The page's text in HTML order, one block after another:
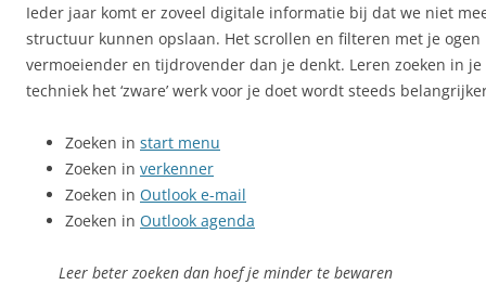
Ieder jaar komt er zoveel digitale informatie bij dat we niet
structuur kunnen opslaan. Het scrollen en filteren met je ogen
vermoeiender en tijdrovender dan je denkt. Leren zoeken in
techniek het ‘zware’ werk voor je doet wordt steeds
Zoeken in start menu
Zoeken in verkenner
Zoeken in Outlook e-mail
Zoeken in Outlook agenda
Leer beter zoeken dan hoef je minder te bewaren